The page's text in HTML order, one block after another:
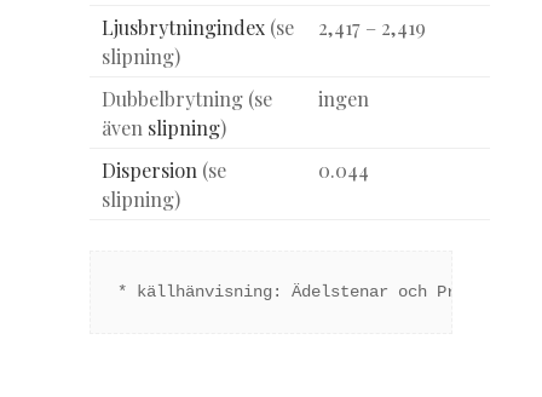
Ljusbrytningindex (se
slipning)
2,417 – 2,419
Dubbelbrytning (se
även slipning)
ingen
Dispersion (se
slipning)
0.044
* källhänvisning: Ädelstenar och